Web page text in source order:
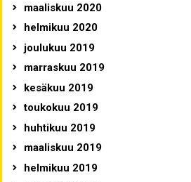
maaliskuu 2020
helmikuu 2020
joulukuu 2019
marraskuu 2019
kesäkuu 2019
toukokuu 2019
huhtikuu 2019
maaliskuu 2019
helmikuu 2019